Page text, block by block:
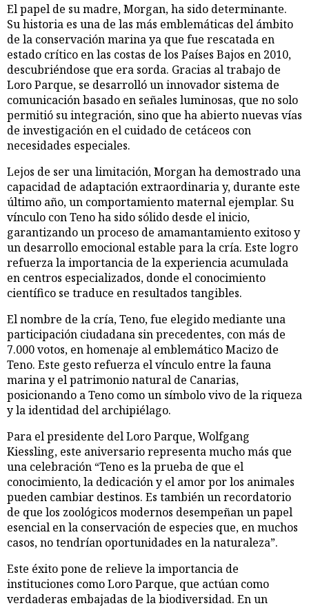
El papel de su madre, Morgan, ha sido determinante.
Su historia es una de las más emblemáticas del ámbito
de la conservación marina ya que fue rescatada en
estado crítico en las costas de los Países Bajos en 2010,
descubriéndose que era sorda. Gracias al trabajo de
Loro Parque, se desarrolló un innovador sistema de
comunicación basado en señales luminosas, que no solo
permitió su integración, sino que ha abierto nuevas vías
de investigación en el cuidado de cetáceos con
necesidades especiales.
Lejos de ser una limitación, Morgan ha demostrado una
capacidad de adaptación extraordinaria y, durante este
último año, un comportamiento maternal ejemplar. Su
vínculo con Teno ha sido sólido desde el inicio,
garantizando un proceso de amamantamiento exitoso y
un desarrollo emocional estable para la cría. Este logro
refuerza la importancia de la experiencia acumulada
en centros especializados, donde el conocimiento
científico se traduce en resultados tangibles.
El nombre de la cría, Teno, fue elegido mediante una
participación ciudadana sin precedentes, con más de
7.000 votos, en homenaje al emblemático Macizo de
Teno. Este gesto refuerza el vínculo entre la fauna
marina y el patrimonio natural de Canarias,
posicionando a Teno como un símbolo vivo de la riqueza
y la identidad del archipiélago.
Para el presidente del Loro Parque, Wolfgang
Kiessling, este aniversario representa mucho más que
una celebración “Teno es la prueba de que el
conocimiento, la dedicación y el amor por los animales
pueden cambiar destinos. Es también un recordatorio
de que los zoológicos modernos desempeñan un papel
esencial en la conservación de especies que, en muchos
casos, no tendrían oportunidades en la naturaleza”.
Este éxito pone de relieve la importancia de
instituciones como Loro Parque, que actúan como
verdaderas embajadas de la biodiversidad. En un